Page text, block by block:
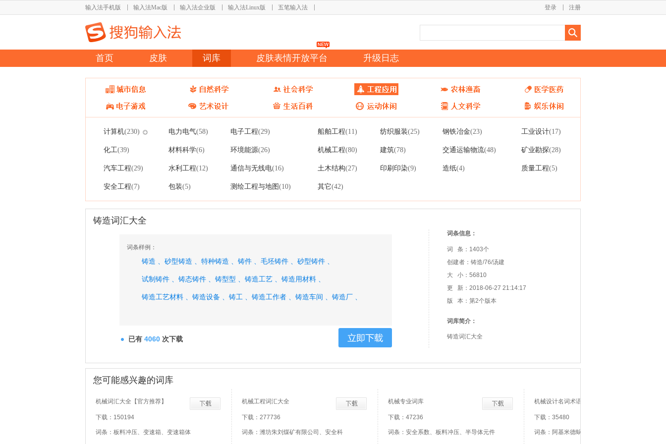
输入法手机版 输入法Mac版 输入法企业版 输入法Linux版 五笔输入法 注册
登录
首页 皮肤 词库 皮肤表情开放平台 升级日志
计算机(230) 电力电气(58) 电子工程(29) 船舶工程(11) 纺织服装(25) 钢铁冶金(23) 工业设计(17)
化工(39) 材料科学(6) 环境能源(26) 机械工程(80) 建筑(78) 交通运输物流(48) 矿业勘探(28)
汽车工程(29) 水利工程(12) 通信与无线电(16) 土木结构(27) 印刷印染(9) 造纸(4) 质量工程(5)
安全工程(7) 包装(5) 测绘工程与地图(10) 其它(42)
铸造词汇大全
词条样例：
铸造 、 砂型铸造 、 特种铸造 、 铸件 、 毛坯铸件 、 砂型铸件 、
试制铸件 、 铸态铸件 、 铸型型 、 铸造工艺 、 铸造用材料 、
铸造工艺材料 、 铸造设备 、 铸工 、 铸造工作者 、 铸造车间 、 铸造厂 、
已有 4060 次下载
词条信息：
词 条：1403个
创建者：铸造/76/汤建
大 小：56810
更 新：2018-06-27 21:14:17
版 本：第2个版本
词库简介：
铸造词汇大全
您可能感兴趣的词库
机械词汇大全【官方推荐】
下载：150194
词条：板料冲压、变速箱、变速箱体
机械工程词汇大全
下载：277736
词条：潍坊朱刘煤矿有限公司、安全科
机械专业词库
下载：47236
词条：安全系数、板料冲压、半导体元件
机械设计名词术语
下载：35480
词条：阿基米德蜗杆、安全系数、安全载荷